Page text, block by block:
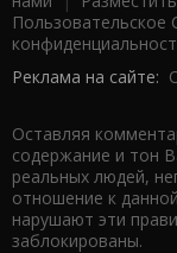
Пользовательское
Реклама на сайте:
Оставляя
содержание и тон
реальных людей,
отношение к
нарушают эти
заблокированы.